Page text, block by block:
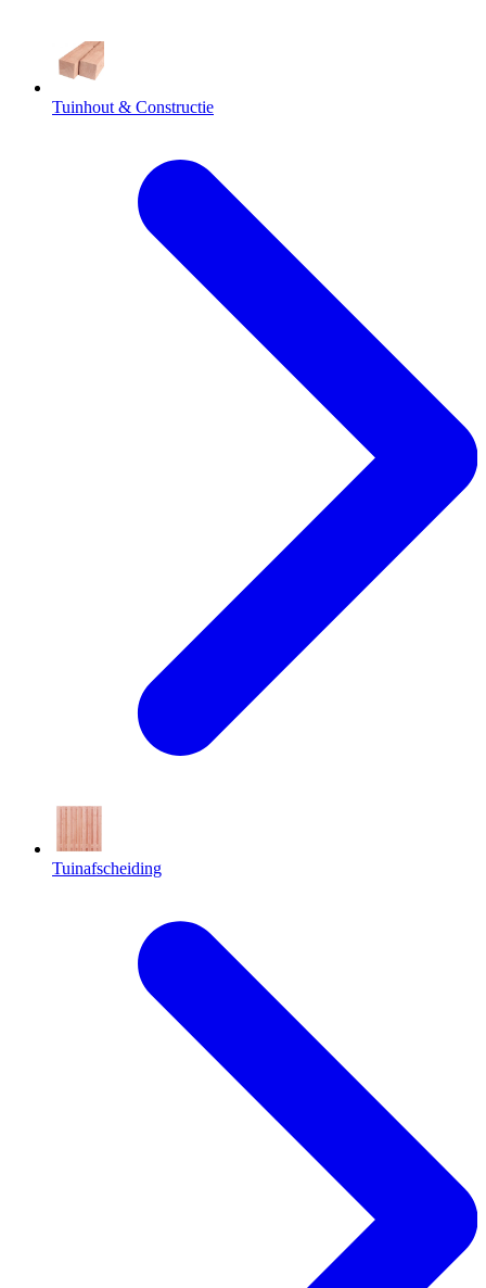
Tuinhout & Constructie
Tuinafscheiding